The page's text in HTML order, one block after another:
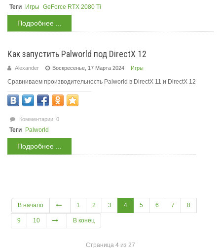
Теги Игры GeForce RTX 2080 Ti
Подробнее ...
Как запустить Palworld под DirectX 12
Alexander Воскресенье, 17 Марта 2024 Игры
Сравниваем производительность Palworld в DirectX 11 и DirectX 12
Комментарии: 0
Теги Palworld
Подробнее ...
В начало 1 2 3 4 5 6 7 8
9 10 В конец
Страница 4 из 27